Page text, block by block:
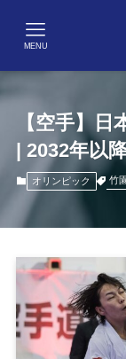
MENU
【空手】
| 2032年以
オリンピック 竹